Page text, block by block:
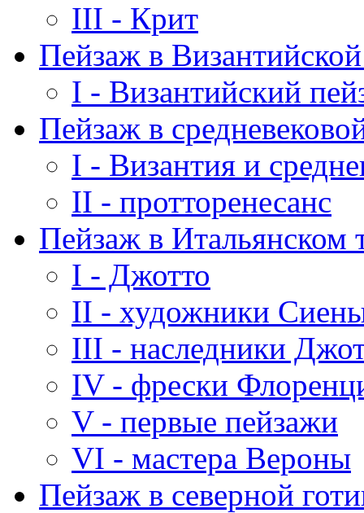
III - Крит
Пейзаж в
I - Византийский
Пейзаж в
I - Византия и
II - протторенесанс
Пейзаж в Итальянском
I - Джотто
II - художники
III - наследники
IV - фрески
V - первые пейзажи
VI - мастера Вероны
Пейзаж в северной